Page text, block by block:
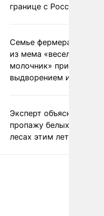
границе с Россией
Семье фермера
из мема «веселый
молочник» пригрозили
выдворением из
Эксперт объяснил
пропажу белых грибов
лесах этим летом